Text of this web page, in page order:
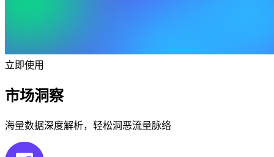
立即使用
市场洞察
海量数据深度解析，轻松洞恶流量脉络